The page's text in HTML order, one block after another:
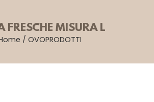
FRESCHE MISURA L
/ OVOPRODOTTI